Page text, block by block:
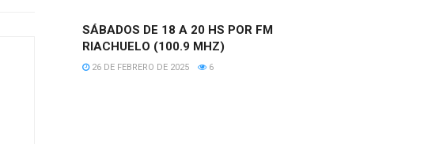
SÁBADOS DE 18 A 20 HS POR FM
RIACHUELO (100.9 MHZ)
26 DE FEBRERO DE 2025 6